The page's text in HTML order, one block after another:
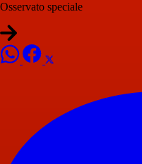
Osservato speciale